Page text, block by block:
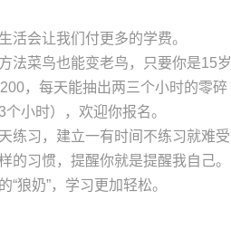
活会让我们付更多的学费。
法菜鸟也能变老鸟，只要你是15岁
，每天能抽出两三个小时的零碎
小时），欢迎你报名。
练习，建立一有时间不练习就难受
的习惯，提醒你就是提醒我自己。
狼奶”，学习更加轻松。